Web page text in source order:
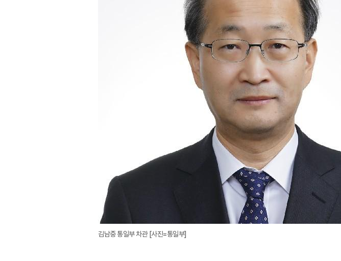
김남중 통일부 차관 [사진=통일부]